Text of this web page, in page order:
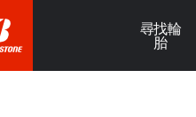
尋找輪
胎